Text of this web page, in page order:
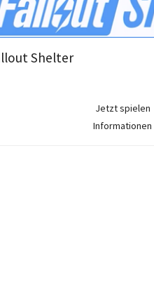
Shelter
Jetzt spielen
Informationen